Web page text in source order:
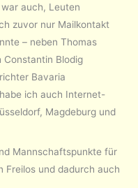
auch, Leuten
zuvor nur Mailkontakt
– neben Thomas
Constantin Blodig
Bavaria
ich auch Internet-
Magdeburg und
Mannschaftspunkte für
Freilos und dadurch auch